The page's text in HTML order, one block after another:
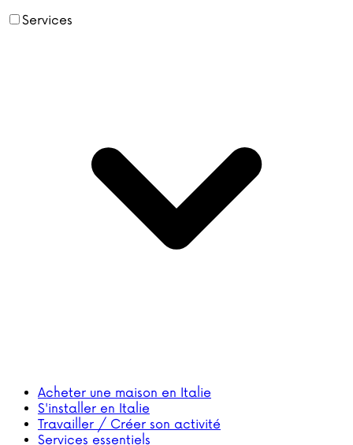
Services
Acheter une maison en Italie
S'installer en Italie
Travailler / Créer son activité
Services essentiels